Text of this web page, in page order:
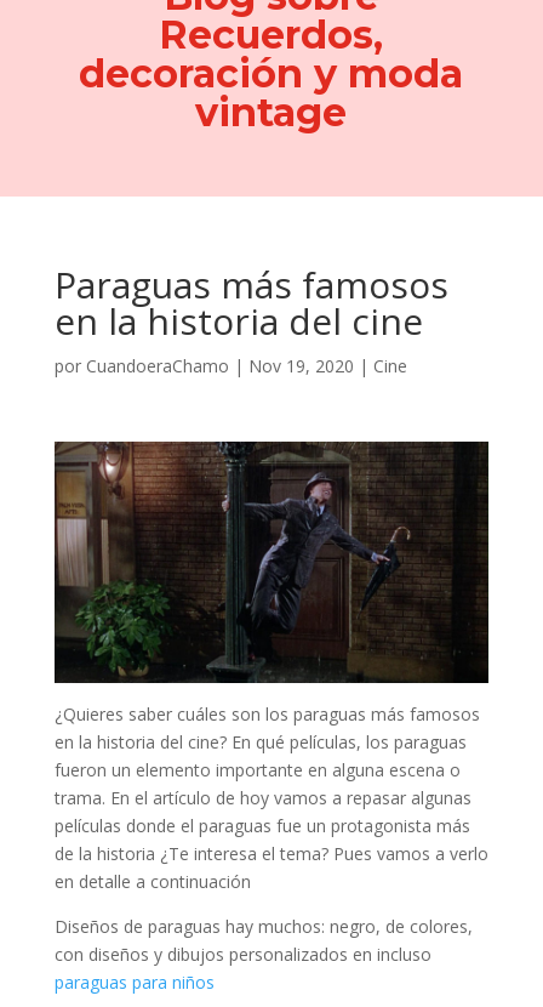
Recuerdos,
decoración y moda
vintage
Paraguas más famosos
en la historia del cine
por CuandoeraChamo | Nov 19, 2020 | Cine
¿Quieres saber cuáles son los paraguas más famosos
en la historia del cine? En qué películas, los paraguas
fueron un elemento importante en alguna escena o
trama. En el artículo de hoy vamos a repasar algunas
películas donde el paraguas fue un protagonista más
de la historia ¿Te interesa el tema? Pues vamos a verlo
en detalle a continuación
Diseños de paraguas hay muchos: negro, de colores,
con diseños y dibujos personalizados en incluso
paraguas para niños